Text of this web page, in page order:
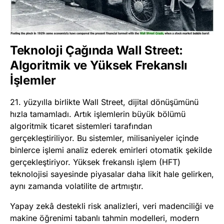
Teknoloji Çağında Wall Street:
Algoritmik ve Yüksek Frekanslı
İşlemler
21. yüzyılla birlikte Wall Street, dijital dönüşümünü
hızla tamamladı. Artık işlemlerin büyük bölümü
algoritmik ticaret sistemleri tarafından
gerçekleştiriliyor. Bu sistemler, milisaniyeler içinde
binlerce işlemi analiz ederek emirleri otomatik şekilde
gerçekleştiriyor. Yüksek frekanslı işlem (HFT)
teknolojisi sayesinde piyasalar daha likit hale gelirken,
aynı zamanda volatilite de artmıştır.
Yapay zekâ destekli risk analizleri, veri madenciliği ve
makine öğrenimi tabanlı tahmin modelleri, modern